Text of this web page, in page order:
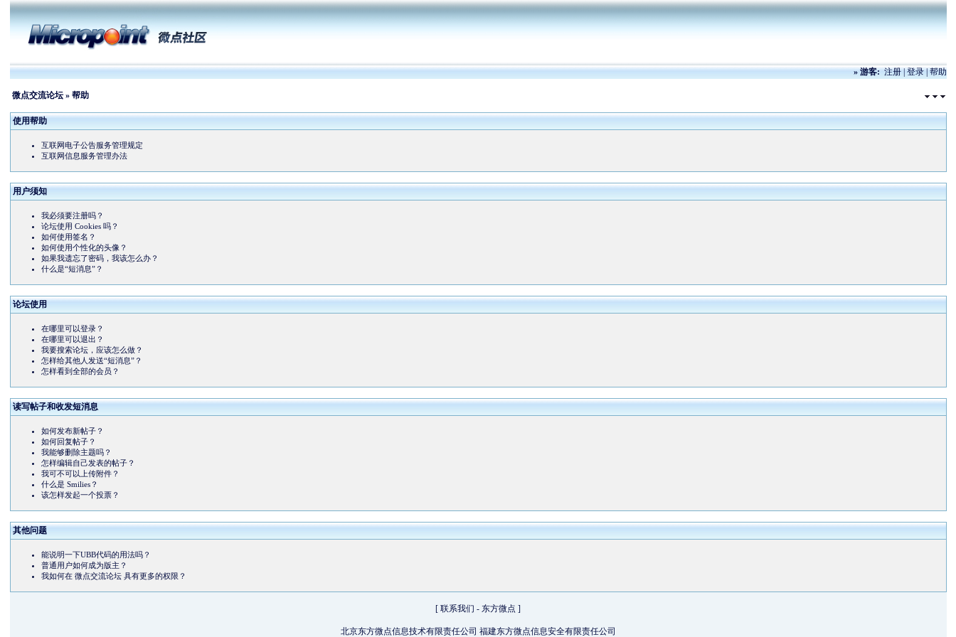
» 游客:注册|登录|帮助
微点交流论坛» 帮助
使用帮助
互联网电子公告服务管理规定
互联网信息服务管理办法
用户须知
我必须要注册吗？
论坛使用 Cookies 吗？
如何使用签名？
如何使用个性化的头像？
如果我遗忘了密码，我该怎么办？
什么是“短消息”？
论坛使用
在哪里可以登录？
在哪里可以退出？
我要搜索论坛，应该怎么做？
怎样给其他人发送“短消息”？
怎样看到全部的会员？
读写帖子和收发短消息
如何发布新帖子？
如何回复帖子？
我能够删除主题吗？
怎样编辑自己发表的帖子？
我可不可以上传附件？
什么是 Smilies？
该怎样发起一个投票？
其他问题
能说明一下UBB代码的用法吗？
普通用户如何成为版主？
我如何在 微点交流论坛 具有更多的权限？
[ 联系我们 - 东方微点 ]
北京东方微点信息技术有限责任公司 福建东方微点信息安全有限责任公司